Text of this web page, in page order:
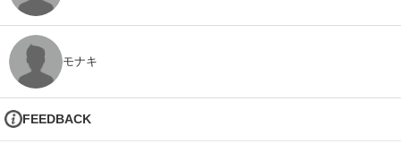
モナキ
FEEDBACK